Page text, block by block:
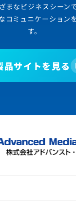
まなビジネスシーンで
コミュニケーション
す。
品サイトを見る